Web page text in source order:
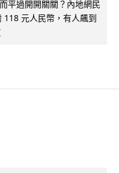
平過開開關關？內地網民
118 元人民幣，有人飆到